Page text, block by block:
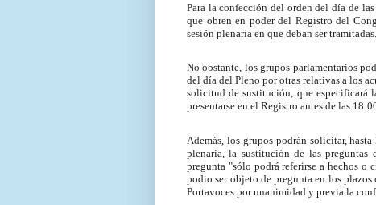
Para la confección del orden del día de
que obren en poder del Registro del
sesión plenaria en que deban ser tramitadas.
No obstante, los grupos parlamentarios
del día del Pleno por otras relativas a los
solicitud de sustitución, que especificará
presentarse en el Registro antes de las
Además, los grupos podrán solicitar,
plenaria, la sustitución de las
pregunta "sólo podrá referirse a hechos o
podio ser objeto de pregunta en los
Portavoces por unanimidad y previa la